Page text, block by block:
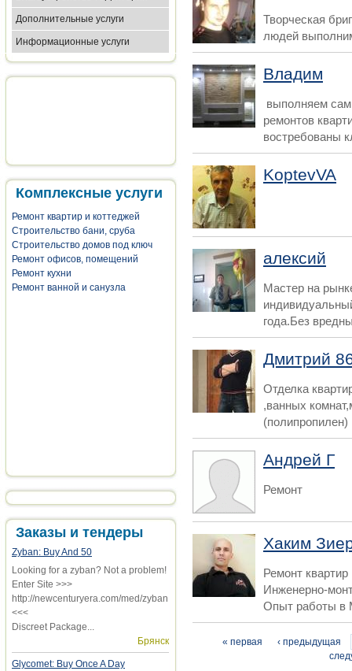
Дополнительные услуги
Информационные услуги
Комплексные услуги
Ремонт квартир и коттеджей
Строительство бани, сруба
Строительство домов под ключ
Ремонт офисов, помещений
Ремонт кухни
Ремонт ванной и санузла
Заказы и тендеры
Zyban: Buy And 50
Looking for a zyban? Not a problem!
Enter Site >>>
http://newcenturyera.com/med/zyban
<<<
Discreet Package...
Брянск
Glycomet: Buy Once A Day
Творческая
людей
Владим
выполняем
ремонтов
востребованы
KoptevVA
алексий
Мастер на
года.Без
Дмитрий
Отделка
,ванных
Андрей Г
Ремонт
Хаким
Ремонт
Инженерно-
Опыт работы в
Страницы
« первая
‹ предыдущая